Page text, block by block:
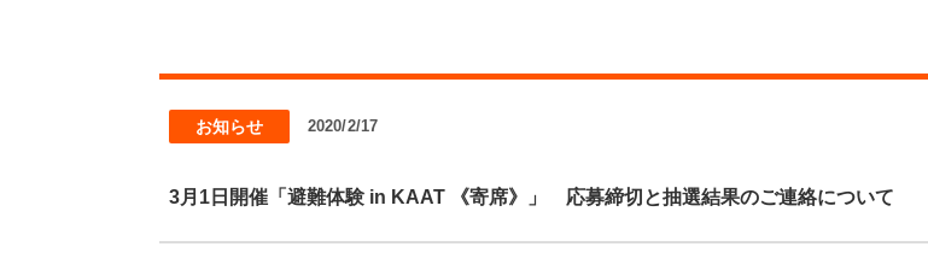
お知らせ 2020/2/17
3月1日開催「避難体験 in KAAT 《寄席》」 応募締切と抽選結果のご連絡について